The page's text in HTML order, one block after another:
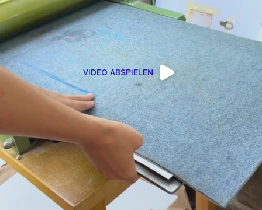
VIDEO ABSPIELEN